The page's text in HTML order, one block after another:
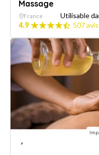
Massage
France Utilisable
4.9
507 avis